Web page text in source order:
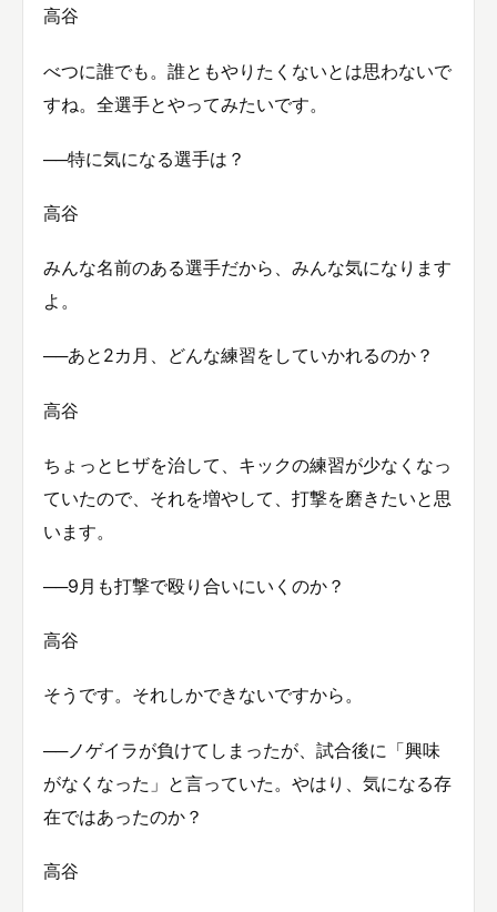
高谷
べつに誰でも。誰ともやりたくないとは思わないで
すね。全選手とやってみたいです。
──特に気になる選手は？
高谷
みんな名前のある選手だから、みんな気になります
よ。
──あと2カ月、どんな練習をしていかれるのか？
高谷
ちょっとヒザを治して、キックの練習が少なくなっ
ていたので、それを増やして、打撃を磨きたいと思
います。
──9月も打撃で殴り合いにいくのか？
高谷
そうです。それしかできないですから。
──ノゲイラが負けてしまったが、試合後に「興味
がなくなった」と言っていた。やはり、気になる存
在ではあったのか？
高谷